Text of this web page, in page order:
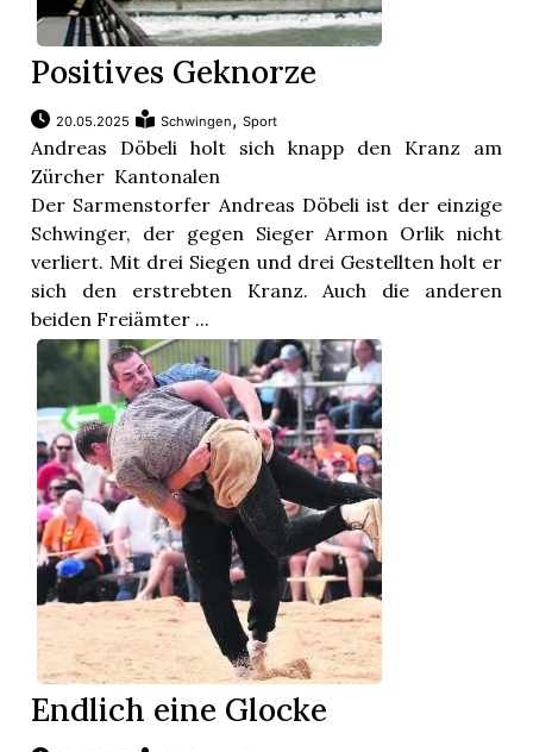
Positives Geknorze
20.05.2025 Schwingen,Sport
Andreas Döbeli holt sich knapp den Kranz am
Zürcher Kantonalen
Der Sarmenstorfer Andreas Döbeli ist der einzige
Schwinger, der gegen Sieger Armon Orlik nicht
verliert. Mit drei Siegen und drei Gestellten holt er
sich den erstrebten Kranz. Auch die anderen
beiden Freiämter ...
Endlich eine Glocke